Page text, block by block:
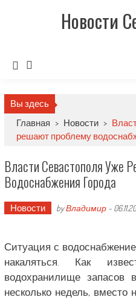
Новости
Вы здесь
Главная > Новости >
решают проблему
Власти Севастополя Уже
Водоснабжения Города
Новости byВладимир-
Ситуация с
накаляться. Как
водохранилище
несколько недель,